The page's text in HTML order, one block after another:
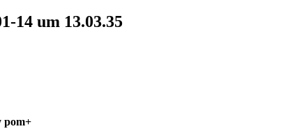
14 um 13.03.35
pom+